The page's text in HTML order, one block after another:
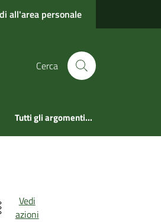
all'area personale
Cerca
Tutti gli argomenti...
Vedi
azioni